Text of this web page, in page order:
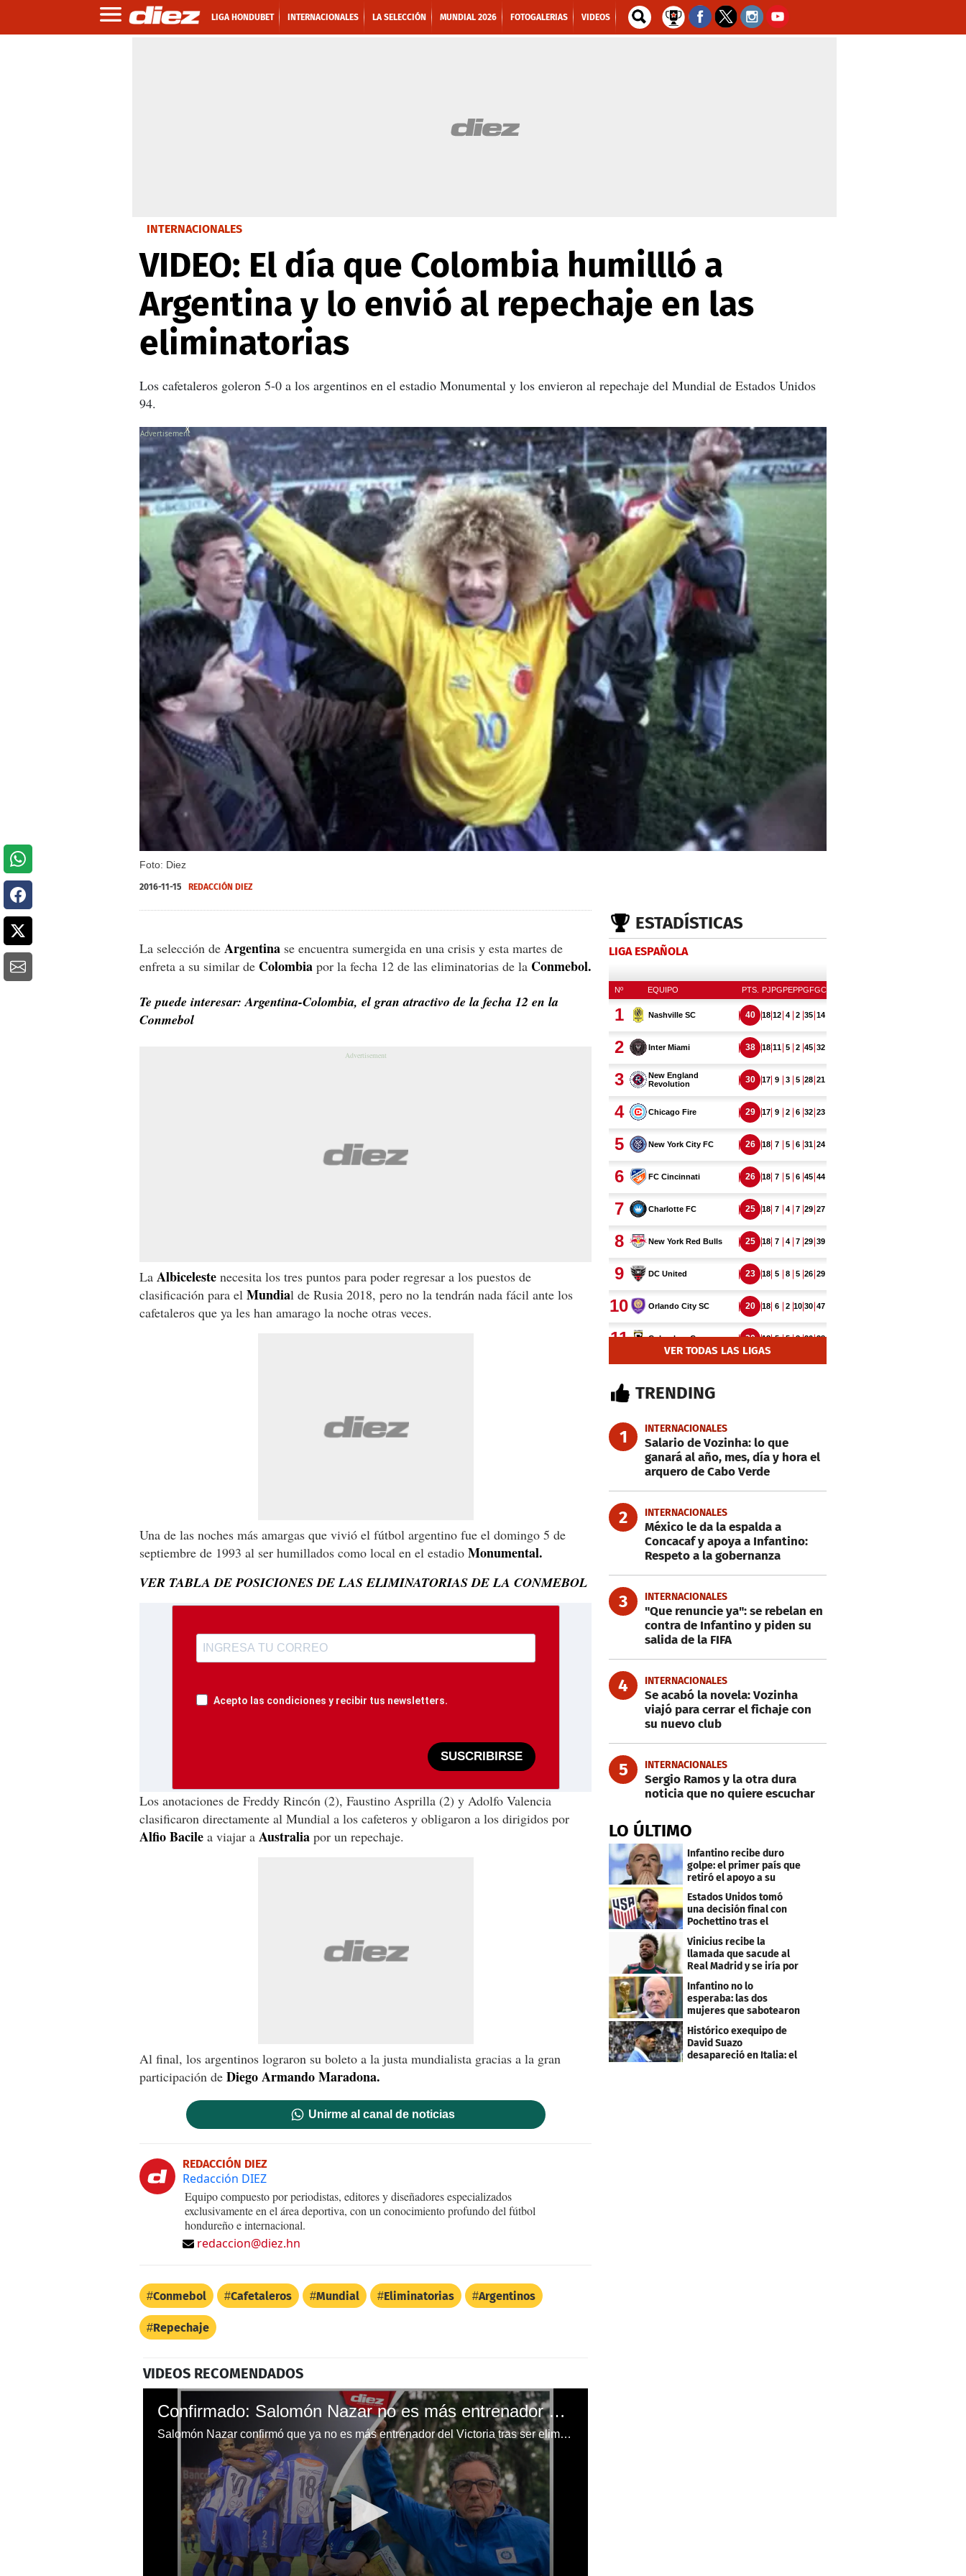
LIGA HONDUBET INTERNACIONALES LA SELECCIÓN MUNDIAL 2026 FOTOGALERIAS VIDEOS
INTERNACIONALES
VIDEO: El día que Colombia humillló a
Argentina y lo envió al repechaje en las
eliminatorias
Los cafetaleros goleron 5-0 a los argentinos en el estadio Monumental y los envieron al repechaje del Mundial de Estados Unidos
94.
Foto: Diez
X
2016-11-15 REDACCIÓN DIEZ
La selección de Argentina se encuentra sumergida en una crisis y esta martes de
enfreta a su similar de Colombia por la fecha 12 de las eliminatorias de la Conmebol.
Te puede interesar: Argentina-Colombia, el gran atractivo de la fecha 12 en la
Conmebol
La Albiceleste necesita los tres puntos para poder regresar a los puestos de
clasificación para el Mundial de Rusia 2018, pero no la tendrán nada fácil ante los
cafetaleros que ya les han amarago la noche otras veces.
Una de las noches más amargas que vivió el fútbol argentino fue el domingo 5 de
septiembre de 1993 al ser humillados como local en el estadio Monumental.
VER TABLA DE POSICIONES DE LAS ELIMINATORIAS DE LA CONMEBOL
Acepto las condiciones y recibir tus newsletters.
SUSCRIBIRSE
Los anotaciones de Freddy Rincón (2), Faustino Asprilla (2) y Adolfo Valencia
clasificaron directamente al Mundial a los cafeteros y obligaron a los dirigidos por
Alfio Bacile a viajar a Australia por un repechaje.
Al final, los argentinos lograron su boleto a la justa mundialista gracias a la gran
participación de Diego Armando Maradona.
Unirme al canal de noticias
REDACCIÓN DIEZ
Redacción DIEZ
Equipo compuesto por periodistas, editores y diseñadores especializados
exclusivamente en el área deportiva, con un conocimiento profundo del fútbol
hondureño e internacional.
redaccion@diez.hn
Conmebol Cafetaleros Mundial Eliminatorias Argentinos
Repechaje
VIDEOS RECOMENDADOS
Confirmado: Salomón Nazar no es más entrenador del Victoria tras caer en el repechaje del Clausura 2022 ante Marathón
Salomón Nazar confirmó que ya no es más entrenador del Victoria tras ser eliminado ante Marathón en el repechaje del Clausura 2022.
ESTADÍSTICAS
LIGA ESPAÑOLA
VER TODAS LAS LIGAS
TRENDING
1 INTERNACIONALES
Salario de Vozinha: lo que
ganará al año, mes, día y hora el
arquero de Cabo Verde
2 INTERNACIONALES
México le da la espalda a
Concacaf y apoya a Infantino:
Respeto a la gobernanza
3 INTERNACIONALES
"Que renuncie ya": se rebelan en
contra de Infantino y piden su
salida de la FIFA
4 INTERNACIONALES
Se acabó la novela: Vozinha
viajó para cerrar el fichaje con
su nuevo club
5 INTERNACIONALES
Sergio Ramos y la otra dura
noticia que no quiere escuchar
LO ÚLTIMO
Infantino recibe duro
golpe: el primer país que
retiró el apoyo a su
reelección
Estados Unidos tomó
una decisión final con
Pochettino tras el
Mundial
Vinicius recibe la
llamada que sacude al
Real Madrid y se iría por
este salario
Infantino no lo
esperaba: las dos
mujeres que sabotearon
sus planes con el
Mundial
Histórico exequipo de
David Suazo
desapareció en Italia: el